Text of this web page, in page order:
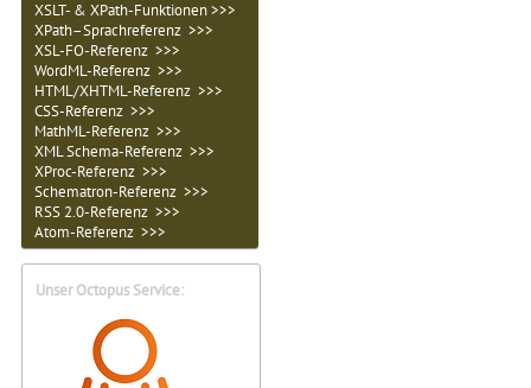
XSLT- & XPath-Funktionen >>>
XPath–Sprachreferenz >>>
XSL-FO-Referenz >>>
WordML-Referenz >>>
HTML/XHTML-Referenz >>>
CSS-Referenz >>>
MathML-Referenz >>>
XML Schema-Referenz >>>
XProc-Referenz >>>
Schematron-Referenz >>>
RSS 2.0-Referenz >>>
Atom-Referenz >>>
Unser Octopus Service: